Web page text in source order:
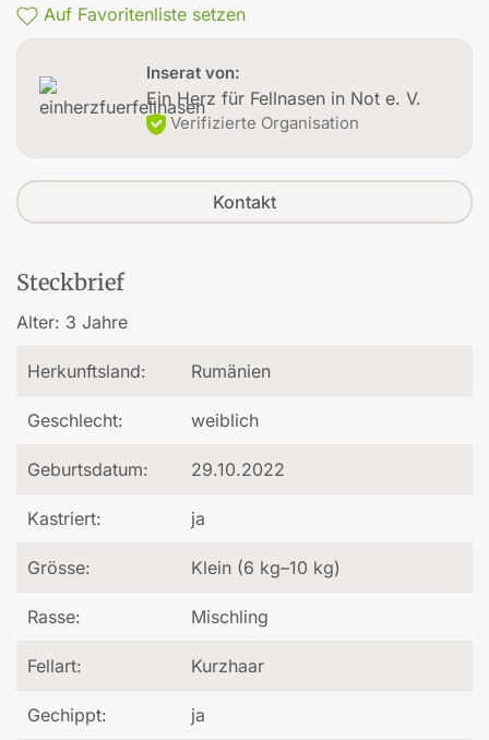
Auf Favoritenliste setzen
Inserat von:
Ein Herz für Fellnasen in Not e. V.
Verifizierte Organisation
Kontakt
Steckbrief
Alter: 3 Jahre
Herkunftsland: Rumänien
Geschlecht: weiblich
Geburtsdatum: 29.10.2022
Kastriert: ja
Grösse: Klein (6 kg–10 kg)
Rasse: Mischling
Fellart: Kurzhaar
Gechippt: ja